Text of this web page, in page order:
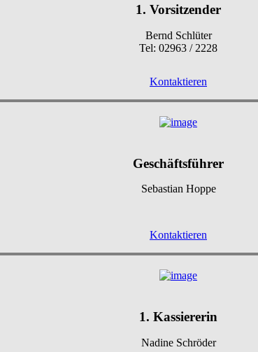
1. Vorsitzender
Bernd Schlüter
Tel: 02963 / 2228
Kontaktieren
Geschäftsführer
Sebastian Hoppe
Kontaktieren
1. Kassiererin
Nadine Schröder